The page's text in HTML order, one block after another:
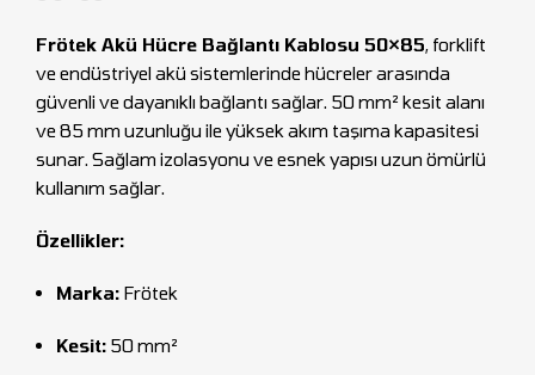
Frötek Akü Hücre Bağlantı Kablosu 50×85, forklift
ve endüstriyel akü sistemlerinde hücreler arasında
güvenli ve dayanıklı bağlantı sağlar. 50 mm² kesit alanı
ve 85 mm uzunluğu ile yüksek akım taşıma kapasitesi
sunar. Sağlam izolasyonu ve esnek yapısı uzun ömürlü
kullanım sağlar.
Özellikler:
Marka: Frötek
Kesit: 50 mm²